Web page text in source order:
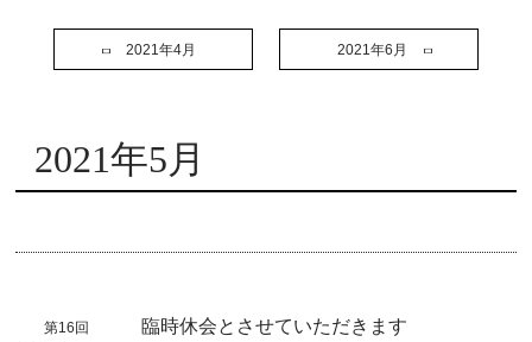
2021年4月 2021年6月
2021年5月
第16回 臨時休会とさせていただきます